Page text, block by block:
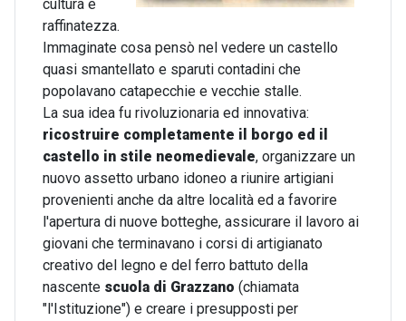
cultura e
raffinatezza.
Immaginate cosa pensò nel vedere un castello
quasi smantellato e sparuti contadini che
popolavano catapecchie e vecchie stalle.
La sua idea fu rivoluzionaria ed innovativa:
ricostruire completamente il borgo ed il
castello in stile neomedievale, organizzare un
nuovo assetto urbano idoneo a riunire artigiani
provenienti anche da altre località ed a favorire
l'apertura di nuove botteghe, assicurare il lavoro ai
giovani che terminavano i corsi di artigianato
creativo del legno e del ferro battuto della
nascente scuola di Grazzano (chiamata
"l'Istituzione") e creare i presupposti per